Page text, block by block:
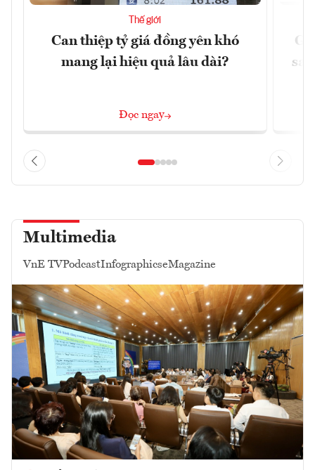
Thế giới
Can thiệp tỷ giá đồng yên khó
mang lại hiệu quả lâu dài?
Đọc ngay
Multimedia
VnE TVPodcastInfographicseMagazine